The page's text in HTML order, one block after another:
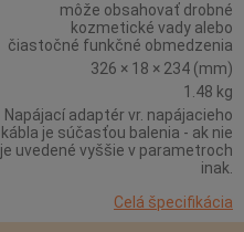
môže obsahovať drobné
kozmetické vady alebo
čiastočné funkčné obmedzenia
326 × 18 × 234 (mm)
1.48 kg
Napájací adaptér vr. napájacieho
kábla je súčasťou balenia - ak nie
je uvedené vyššie v parametroch
inak.
Celá špecifikácia